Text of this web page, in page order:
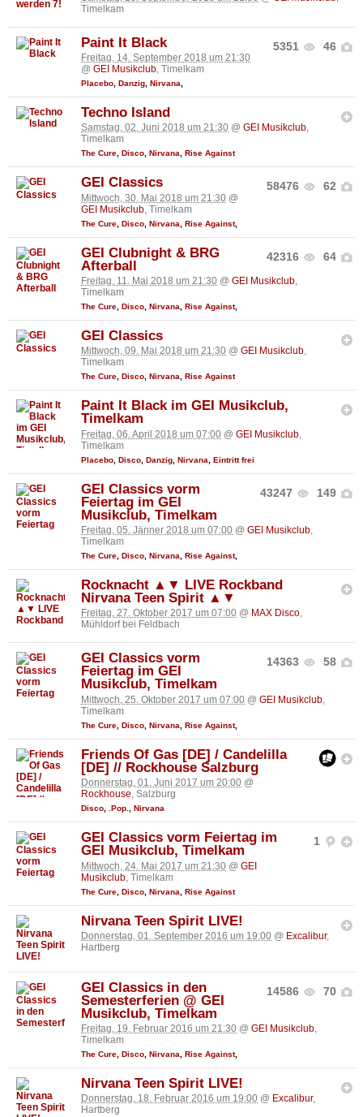
Timelkam
5351 46
Paint It Black
Freitag, 14. September 2018 um 21:30
@ GEI Musikclub, Timelkam
Placebo Danzig Nirvana
Techno Island
Samstag, 02. Juni 2018 um 21:30 @ GEI Musikclub,
Timelkam
The Cure, Disco, Nirvana, Rise Against
58476 62
GEI Classics
Mittwoch, 30. Mai 2018 um 21:30 @
GEI Musikclub , Timelkam
The Cure Disco Nirvana Rise Against,
42316 64
GEI Clubnight & BRG
Afterball
Freitag, 11. Mai 2018 um 21:30 @ GEI Musikclub,
Timelkam
The Cure Disco Nirvana Rise Against,
GEI Classics
Mittwoch, 09. Mai 2018 um 21:30 @ GEI Musikclub,
Timelkam
The Cure, Disco, Nirvana, Rise Against
Paint It Black im GEI Musikclub,
Timelkam
Freitag, 06. April 2018 um 07:00 @ GEI Musikclub
Timelkam
Placebo Disco Danzig Nirvana Eintritt frei
43247 149
GEI Classics vorm
Feiertag im GEI
Musikclub, Timelkam
Freitag, 05. Jänner 2018 um 07:00 @ GEI Musikclub,
Timelkam
The Cure Disco Nirvana Rise Against,
Rocknacht ▲▼ LIVE Rockband
Nirvana Teen Spirit ▲▼
Freitag, 27. Oktober 2017 um 07:00 @ MAX Disco,
Mühldorf bei Feldbach
14363 58
GEI Classics vorm
Feiertag im GEI
Musikclub, Timelkam
Mittwoch, 25. Oktober 2017 um 07:00 @ GEI Musikclub,
Timelkam
The Cure Disco Nirvana Rise Against,
Friends Of Gas [DE] / Candelilla
[DE] // Rockhouse Salzburg
Donnerstag, 01. Juni 2017 um 20:00 @
Rockhouse, Salzburg
Disco, .Pop., Nirvana
1
GEI Classics vorm Feiertag im
GEI Musikclub, Timelkam
Mittwoch, 24. Mai 2017 um 21:30 @ GEI
Musikclub , Timelkam
The Cure Disco Nirvana Rise Against
Nirvana Teen Spirit LIVE!
Donnerstag, 01. September 2016 um 19:00 @ Excalibur,
Hartberg
14586 70
GEI Classics in den
Semesterferien @ GEI
Musikclub, Timelkam
Freitag, 19. Februar 2016 um 21:30 @ GEI Musikclub,
Timelkam
The Cure Disco Nirvana Rise Against,
Nirvana Teen Spirit LIVE!
Donnerstag, 18. Februar 2016 um 19:00 @ Excalibur,
Hartberg